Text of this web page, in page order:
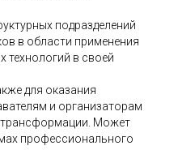
подразделений
в области применения
технологий в своей
для оказания
и организаторам
Может
профессионального